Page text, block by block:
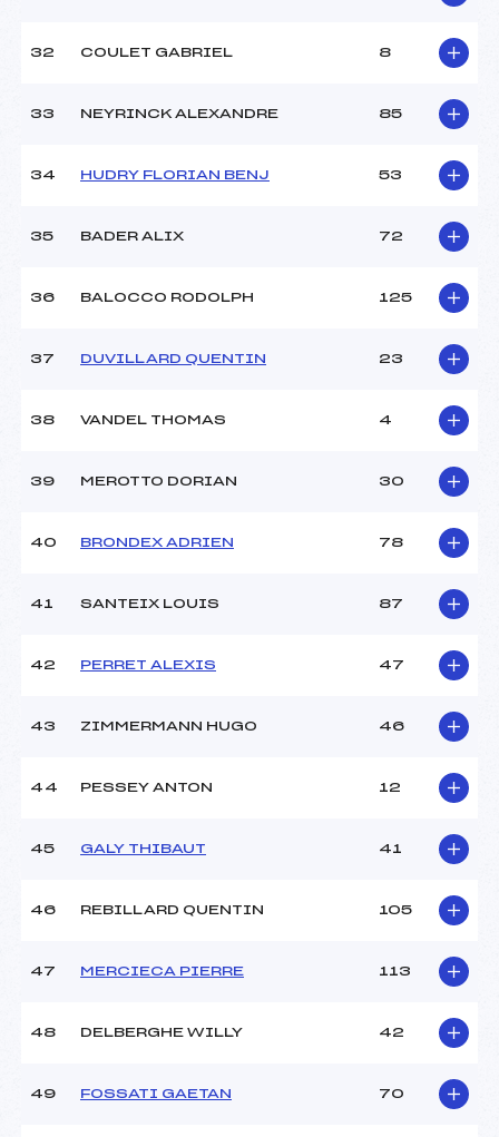
32 COULET GABRIEL 8
33 NEYRINCK ALEXANDRE 85
34 HUDRY FLORIAN BENJ 53
35 BADER ALIX 72
36 BALOCCO RODOLPH 125
37 DUVILLARD QUENTIN 23
38 VANDEL THOMAS 4
39 MEROTTO DORIAN 30
40 BRONDEX ADRIEN 78
41 SANTEIX LOUIS 87
42 PERRET ALEXIS 47
43 ZIMMERMANN HUGO 46
44 PESSEY ANTON 12
45 GALY THIBAUT 41
46 REBILLARD QUENTIN 105
47 MERCIECA PIERRE 113
48 DELBERGHE WILLY 42
49 FOSSATI GAETAN 70